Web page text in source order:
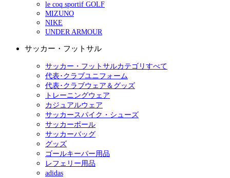
le coq sportif GOLF
MIZUNO
NIKE
UNDER ARMOUR
サッカー・フットサル
サッカー・フットサルカテゴリすべて
代表･クラブユニフォーム
代表･クラブウェア＆グッズ
トレーニングウェア
カジュアルウェア
サッカースパイク・シューズ
サッカーボール
サッカーバッグ
グッズ
ゴールキーパー用品
レフェリー用品
adidas